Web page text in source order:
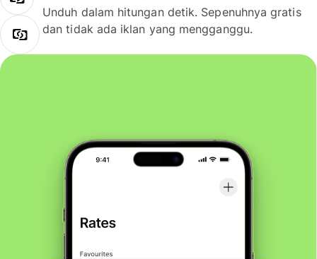
Unduh dalam hitungan detik. Sepenuhnya gratis
dan tidak ada iklan yang mengganggu.